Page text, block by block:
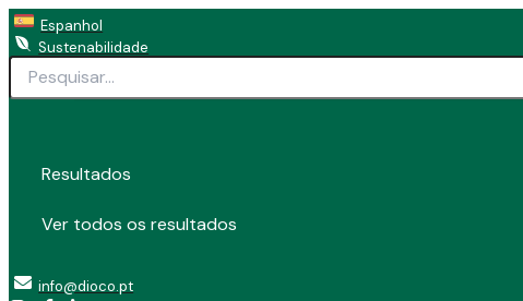
Skip
to
content
Espanhol
Sustenabilidade
Search
...
Resultados
Ver todos os resultados
info@dioco.pt